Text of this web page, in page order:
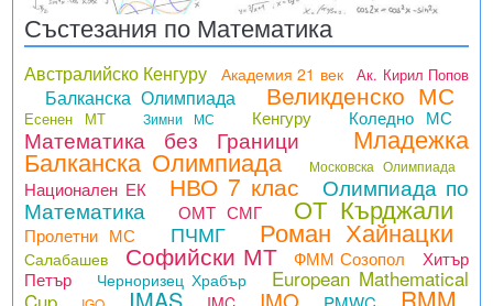
Състезания по Математика
Австралийско Кенгуру Академия 21 век Ак. Кирил Попов
Балканска Олимпиада Великденско МС
Есенен МТ Зимни МС Кенгуру Коледно МС
Математика без Граници Младежка
Балканска Олимпиада Московска Олимпиада
Национален ЕК НВО 7 клас Олимпиада по
Математика ОМТ СМГ ОТ Кърджали
Пролетни МС ПЧМГ Роман Хайнацки
Салабашев Софийски МТ ФММ Созопол
Хитър
Петър
Черноризец Храбър
European Mathematical
IMO